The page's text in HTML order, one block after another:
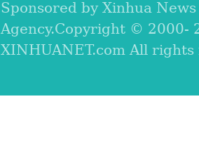
Sponsored by Xinhua News
Agency.Copyright © 2000-
XINHUANET.com All rights